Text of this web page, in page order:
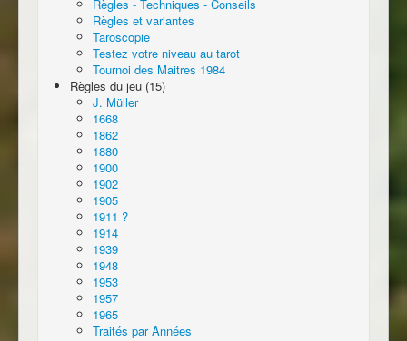
Règles - Techniques - Conseils
Règles et variantes
Taroscopie
Testez votre niveau au tarot
Tournoi des Maitres 1984
Règles du jeu (15)
J. Müller
1668
1862
1880
1900
1902
1905
1911 ?
1914
1939
1948
1953
1957
1965
Traités par Années